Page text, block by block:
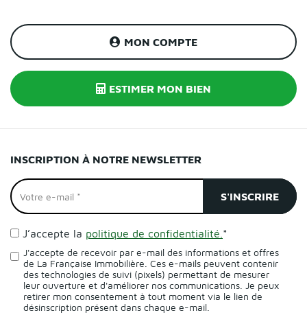
MON COMPTE
ESTIMER MON BIEN
INSCRIPTION À NOTRE NEWSLETTER
J’accepte la politique de confidentialité. *
J'accepte de recevoir par e-mail des informations et offres
de La Française Immobilière. Ces e-mails peuvent contenir
des technologies de suivi (pixels) permettant de mesurer
leur ouverture et d'améliorer nos communications. Je peux
retirer mon consentement à tout moment via le lien de
désinscription présent dans chaque e-mail.